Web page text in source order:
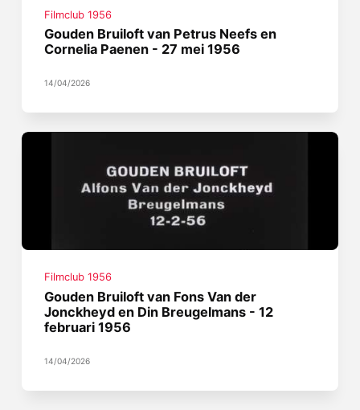
Filmclub 1956
Gouden Bruiloft van Petrus Neefs en
Cornelia Paenen - 27 mei 1956
14/04/2026
Filmclub 1956
Gouden Bruiloft van Fons Van der
Jonckheyd en Din Breugelmans - 12
februari 1956
14/04/2026